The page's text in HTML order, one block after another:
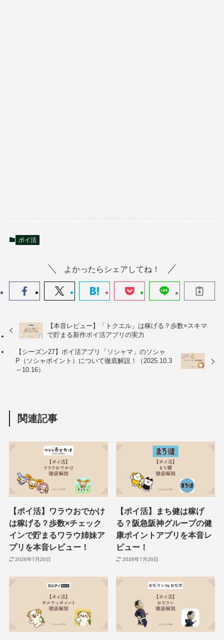
ポイ活
よかったらシェアしてね！
【本音レビュー】「トクエル」は稼げる？歩数×スキマ
で貯まる新作ポイ活アプリの実力
【シーズン27】ポイ活アプリ「ソシャマ」のソシャ
P（ソシャポイント）について徹底解説！（2025.10.3
～10.16）
関連記事
【ポイ活】ワラウおでかけ
は稼げる？歩数×チェック
インで貯まるワラウ姉妹ア
プリを本音レビュー！
2026年7月20日
【ポイ活】まち健は稼げ
る？阪急阪神グループの健
康ポイントアプリを本音レ
ビュー！
2026年7月20日